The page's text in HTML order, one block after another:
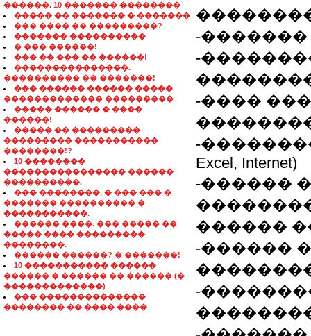
������. 10 ������� ��������
����� �� ������� � �������
��� ���� �� ���������?
������� ����������
� ��� ������!
��� �� ��� �� ������!
���������������.
���������� �� �������!
��� ������ ������ �����
������������� ���������
����� ������ � ����
������!
����� �� ���������
��������� �����������
��������!?
10 ��������
���������������� ������
����������.
��� ��������, � ��� ��� �
������� ���������� �
�����������.
������ ����. ��� ����� ��
����� ���� ���������
��������.
������ ������? � �������!
10 ����������� ������
������ � ������ �� ������ (�
�������������)
��� ��������������
�������� �� ���� ����
-�������
-
-����
-
Excel, Internet)
-������
������
-������
-